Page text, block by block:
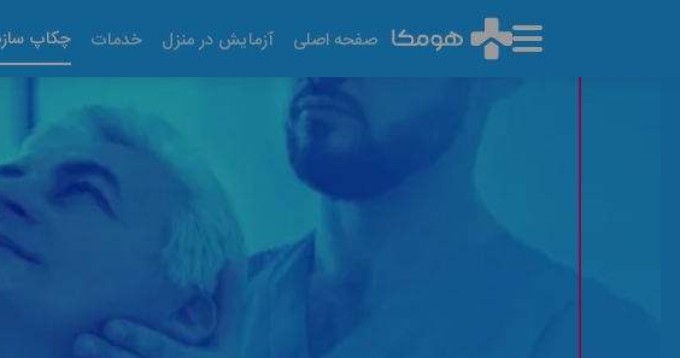
صفحه اصلی آزمایش در منزل خدمات چکاپ
فیزیوتراپی بیمار آلزایمر در منزل